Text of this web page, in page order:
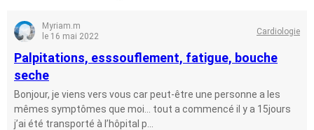
Myriam.m
le 16 mai 2022
Cardiologie
Palpitations, esssouflement, fatigue, bouche
seche
Bonjour, je viens vers vous car peut-être une personne a les
mêmes symptômes que moi… tout a commencé il y a 15jours
j’ai été transporté à l’hôpital p...